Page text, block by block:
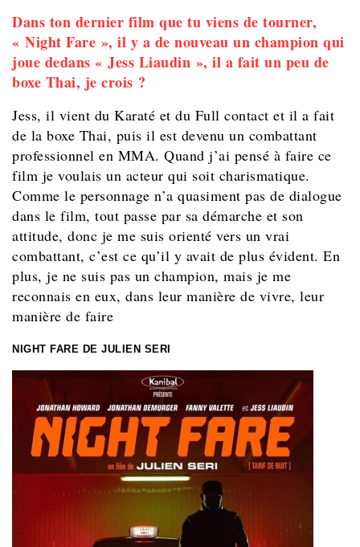
Dans ton dernier film que tu viens de tourner,
« Night Fare », il y a de nouveau un champion qui
joue dedans « Jess Liaudin », il a fait un peu de
boxe Thai, je crois ?
Jess, il vient du Karaté et du Full contact et il a fait
de la boxe Thai, puis il est devenu un combattant
professionnel en MMA. Quand j’ai pensé à faire ce
film je voulais un acteur qui soit charismatique.
Comme le personnage n’a quasiment pas de dialogue
dans le film, tout passe par sa démarche et son
attitude, donc je me suis orienté vers un vrai
combattant, c’est ce qu’il y avait de plus évident. En
plus, je ne suis pas un champion, mais je me
reconnais en eux, dans leur manière de vivre, leur
manière de faire
NIGHT FARE DE JULIEN SERI